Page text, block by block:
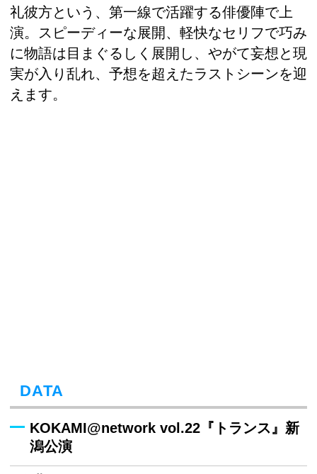
礼彼方という、第一線で活躍する俳優陣で上
演。スピーディーな展開、軽快なセリフで巧み
に物語は目まぐるしく展開し、やがて妄想と現
実が入り乱れ、予想を超えたラストシーンを迎
えます。
DATA
KOKAMI@network vol.22『トランス』新
潟公演